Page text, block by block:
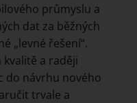
průmyslu a
dat za běžných
„levné řešení“.
a raději
do návrhu nového
trvale a